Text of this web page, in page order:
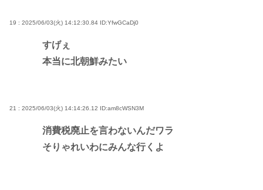
19 : 2025/06/03(火) 14:12:30.84 ID:YfwGCaDj0
すげぇ
本当に北朝鮮みたい
21 : 2025/06/03(火) 14:14:26.12 ID:am8cWSN3M
消費税廃止を言わないんだワラ
そりゃれいわにみんな行くよ